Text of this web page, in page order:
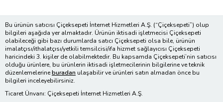
Bu ürünün satıcısı Çiçeksepeti İnternet Hizmetleri A.Ş. (“Çiçeksepeti”) olup
bilgileri aşağıda yer almaktadır. Ürünün iktisadi işletmecisi Çiçeksepeti
olabileceği gibi bazı durumlarda satıcı Çiçeksepeti olsa bile, ürünün
imalatçısı/ithalatçısı/yetkili temsilcisi/ifa hizmet sağlayıcısı Çiçeksepeti
haricindeki 3. kişiler de olabilmektedir. Bu kapsamda Çiçeksepeti’nin satıcısı
olduğu ürünlere, bu ürünlerin iktisadi işletmecilerinin bilgilerine ve teknik
düzenlemelerineburadan ulaşabilir ve ürünleri satın almadan önce bu
bilgileri inceleyebilirsiniz.
Ticaret Ünvanı: Çiçeksepeti İnternet Hizmetleri A.Ş.